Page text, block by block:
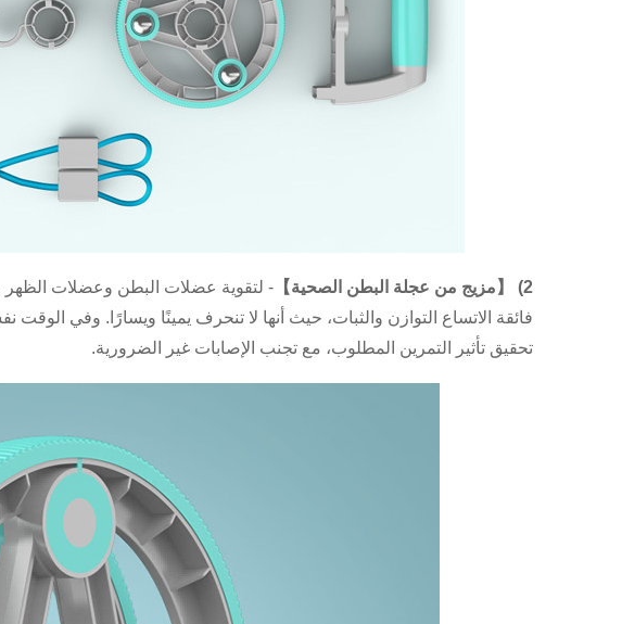
2) 【مزيج من عجلة البطن الصحية】
- لتقوية عضلات البطن وعضلات
فائقة الاتساع التوازن والثبات، حيث أنها لا تنحرف يمينًا ويسارًا. وفي الوقت
تحقيق تأثير التمرين المطلوب، مع تجنب الإصابات غير الضرورية.